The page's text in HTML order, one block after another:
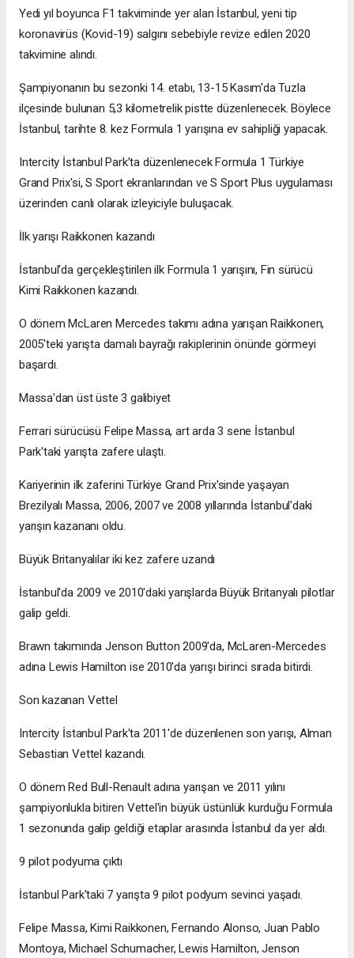
Yedi yıl boyunca F1 takviminde yer alan İstanbul, yeni tip
koronavirüs (Kovid-19) salgını sebebiyle revize edilen 2020
takvimine alındı.
Şampiyonanın bu sezonki 14. etabı, 13-15 Kasım'da Tuzla
ilçesinde bulunan 5,3 kilometrelik pistte düzenlenecek. Böylece
İstanbul, tarihte 8. kez Formula 1 yarışına ev sahipliği yapacak.
Intercity İstanbul Park’ta düzenlenecek Formula 1 Türkiye
Grand Prix'si, S Sport ekranlarından ve S Sport Plus uygulaması
üzerinden canlı olarak izleyiciyle buluşacak.
İlk yarışı Raikkonen kazandı
İstanbul'da gerçekleştirilen ilk Formula 1 yarışını, Fin sürücü
Kimi Raikkonen kazandı.
O dönem McLaren Mercedes takımı adına yarışan Raikkonen,
2005'teki yarışta damalı bayrağı rakiplerinin önünde görmeyi
başardı.
Massa'dan üst üste 3 galibiyet
Ferrari sürücüsü Felipe Massa, art arda 3 sene İstanbul
Park'taki yarışta zafere ulaştı.
Kariyerinin ilk zaferini Türkiye Grand Prix'sinde yaşayan
Brezilyalı Massa, 2006, 2007 ve 2008 yıllarında İstanbul'daki
yarışın kazananı oldu.
Büyük Britanyalılar iki kez zafere uzandı
İstanbul'da 2009 ve 2010'daki yarışlarda Büyük Britanyalı pilotlar
galip geldi.
Brawn takımında Jenson Button 2009'da, McLaren-Mercedes
adına Lewis Hamilton ise 2010'da yarışı birinci sırada bitirdi.
Son kazanan Vettel
Intercity İstanbul Park'ta 2011'de düzenlenen son yarışı, Alman
Sebastian Vettel kazandı.
O dönem Red Bull-Renault adına yarışan ve 2011 yılını
şampiyonlukla bitiren Vettel'in büyük üstünlük kurduğu Formula
1 sezonunda galip geldiği etaplar arasında İstanbul da yer aldı.
9 pilot podyuma çıktı
İstanbul Park'taki 7 yarışta 9 pilot podyum sevinci yaşadı.
Felipe Massa, Kimi Raikkonen, Fernando Alonso, Juan Pablo
Montoya, Michael Schumacher, Lewis Hamilton, Jenson